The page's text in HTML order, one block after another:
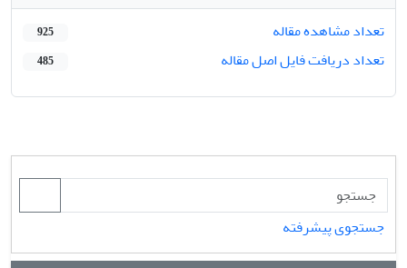
تعداد مشاهده مقاله
925
تعداد دریافت فایل اصل مقاله 485
جستجوی پیشرفته